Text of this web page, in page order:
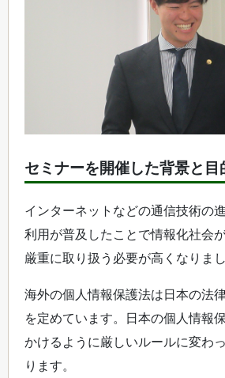
セミナーを開催した背景と目
インターネットなどの通信技術の
利用が普及したことで情報化社会
厳重に取り扱う必要が高くなりまし
海外の個人情報保護法は日本の法
を定めています。日本の個人情報
かけるように厳しいルールに変わ
ります。